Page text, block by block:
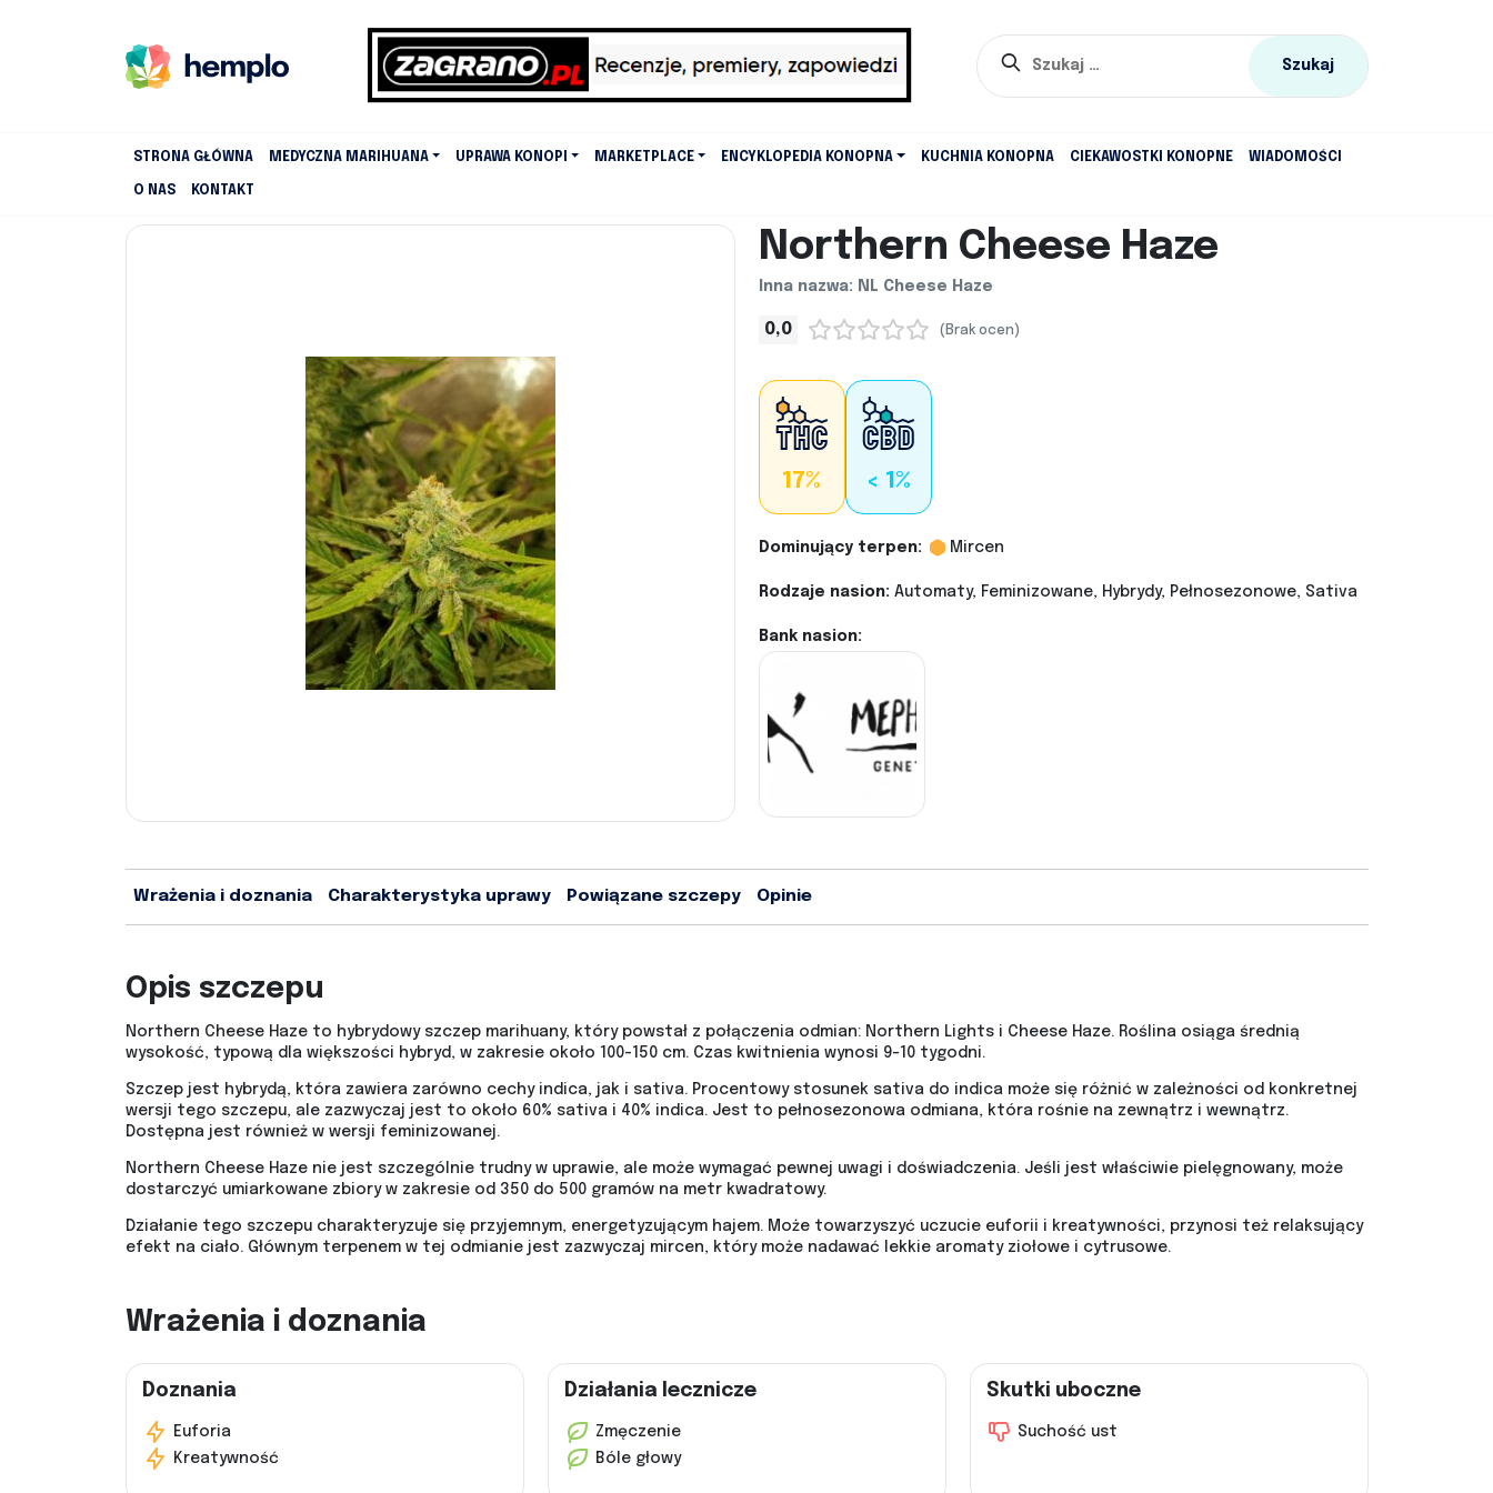
STRONA GŁÓWNA MEDYCZNA MARIHUANA UPRAWA KONOPI MARKETPLACE ENCYKLOPEDIA KONOPNA KUCHNIA KONOPNA CIEKAWOSTKI KONOPNE WIADOMOŚCI
O NAS KONTAKT
Northern Cheese Haze
Inna nazwa: NL Cheese Haze
0,0 (Brak ocen)
17% < 1%
Dominujący terpen: Mircen
Rodzaje nasion: Automaty, Feminizowane, Hybrydy, Pełnosezonowe, Sativa
Bank nasion:
Wrażenia i doznania Charakterystyka uprawy Powiązane szczepy Opinie
Opis szczepu
Northern Cheese Haze to hybrydowy szczep marihuany, który powstał z połączenia odmian: Northern Lights i Cheese Haze. Roślina osiąga średnią
wysokość, typową dla większości hybryd, w zakresie około 100-150 cm. Czas kwitnienia wynosi 9-10 tygodni.
Szczep jest hybrydą, która zawiera zarówno cechy indica, jak i sativa. Procentowy stosunek sativa do indica może się różnić w zależności od konkretnej
wersji tego szczepu, ale zazwyczaj jest to około 60% sativa i 40% indica. Jest to pełnosezonowa odmiana, która rośnie na zewnątrz i wewnątrz.
Dostępna jest również w wersji feminizowanej.
Northern Cheese Haze nie jest szczególnie trudny w uprawie, ale może wymagać pewnej uwagi i doświadczenia. Jeśli jest właściwie pielęgnowany, może
dostarczyć umiarkowane zbiory w zakresie od 350 do 500 gramów na metr kwadratowy.
Działanie tego szczepu charakteryzuje się przyjemnym, energetyzującym hajem. Może towarzyszyć uczucie euforii i kreatywności, przynosi też relaksujący
efekt na ciało. Głównym terpenem w tej odmianie jest zazwyczaj mircen, który może nadawać lekkie aromaty ziołowe i cytrusowe.
Wrażenia i doznania
Doznania
Euforia
Kreatywność
Działania lecznicze
Zmęczenie
Bóle głowy
Skutki uboczne
Suchość ust